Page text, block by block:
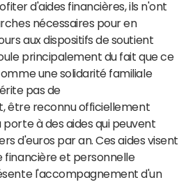
d'aides financières, ils n'ont
nécessaires pour en
aux dispositifs de soutient
principalement du fait que ce
une solidarité familiale
pas de
être reconnu officiellement
à des aides qui peuvent
d'euros par an. Ces aides visent
financière et personnelle
l'accompagnement d'un